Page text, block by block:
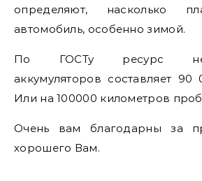
определяют, насколько
автомобиль, особенно зимой.
По ГОСТу ресурс
аккумуляторов составляет 90
Или на 100000 километров
Очень вам благодарны за
хорошего Вам.